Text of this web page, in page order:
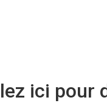
ici pour